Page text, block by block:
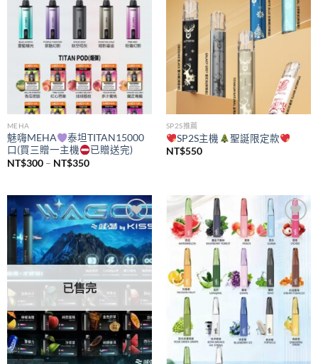
MEHA
魅嗨MEHA
泰坦TITAN15000
口(買三贈一主機
已贈送完)
NT$300 – NT$350價
NT$300
到
NT$350
SP2S推薦
SP2S主機
聖誕限定款
NT$550
Add to
wishlist
已售完
Add to
wishlist